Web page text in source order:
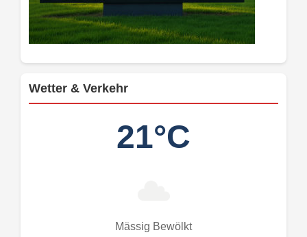
Wetter & Verkehr
21°C
Mässig Bewölkt